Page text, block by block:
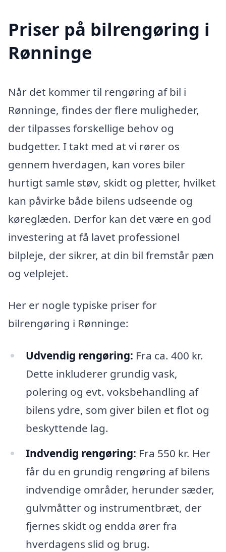
Priser på bilrengøring i
Rønninge
Når det kommer til rengøring af bil i
Rønninge, findes der flere muligheder,
der tilpasses forskellige behov og
budgetter. I takt med at vi rører os
gennem hverdagen, kan vores biler
hurtigt samle støv, skidt og pletter, hvilket
kan påvirke både bilens udseende og
køreglæden. Derfor kan det være en god
investering at få lavet professionel
bilpleje, der sikrer, at din bil fremstår pæn
og velplejet.
Her er nogle typiske priser for
bilrengøring i Rønninge:
Udvendig rengøring: Fra ca. 400 kr.
Dette inkluderer grundig vask,
polering og evt. voksbehandling af
bilens ydre, som giver bilen et flot og
beskyttende lag.
Indvendig rengøring: Fra 550 kr. Her
får du en grundig rengøring af bilens
indvendige områder, herunder sæder,
gulvmåtter og instrumentbræt, der
fjernes skidt og endda ører fra
hverdagens slid og brug.